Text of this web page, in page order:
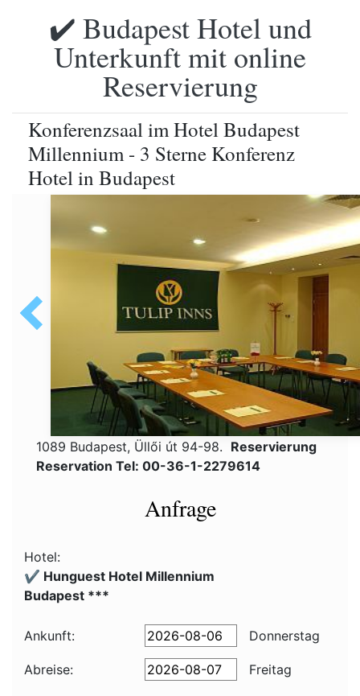
✔️ Budapest Hotel und
Unterkunft mit online
Reservierung
Konferenzsaal im Hotel Budapest
Millennium - 3 Sterne Konferenz
Hotel in Budapest
1089 Budapest, Üllői út 94-98. Reservierung
Reservation Tel: 00-36-1-2279614
Anfrage
Hotel:
✔️ Hunguest Hotel Millennium
Budapest ***
Ankunft: Donnerstag
Abreise:
Freitag